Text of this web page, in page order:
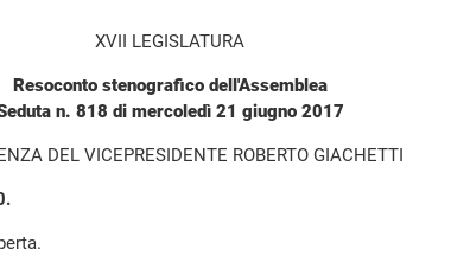
XVII LEGISLATURA
Resoconto stenografico dell'Assemblea
n. 818 di mercoledì 21 giugno 2017
DEL VICEPRESIDENTE ROBERTO GIACHETTI